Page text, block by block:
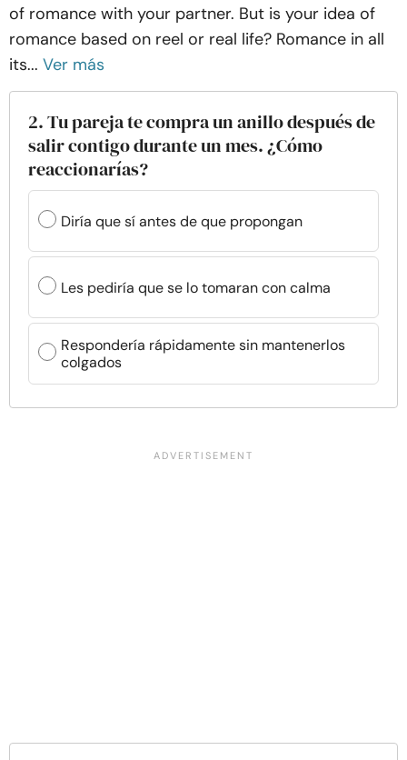
of romance with your partner. But is your idea of
romance based on reel or real life? Romance in all
its... Ver más
2. Tu pareja te compra un anillo después de
salir contigo durante un mes. ¿Cómo
reaccionarías?
Diría que sí antes de que propongan
Les pediría que se lo tomaran con calma
Respondería rápidamente sin mantenerlos
colgados